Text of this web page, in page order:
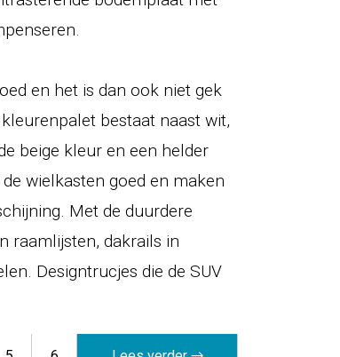
en het is dan ook niet gek
bestaat naast wit,
beige kleur en een helder
wielkasten goed en maken
Met de duurdere
raamlijsten, dakrails in
Designtrucjes die de SUV